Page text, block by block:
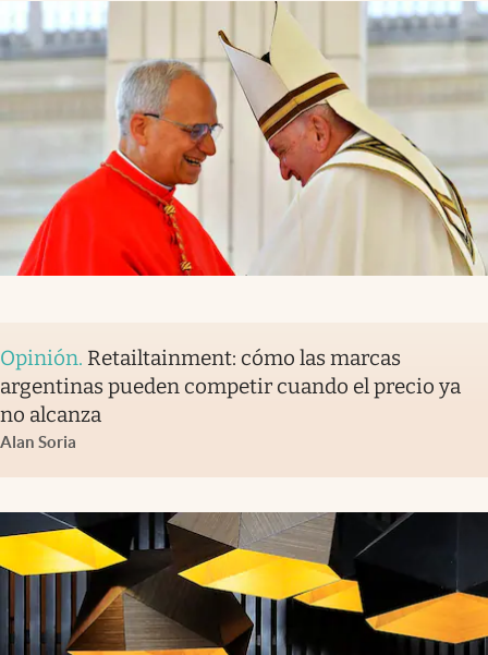
Opinión. Retailtainment: cómo las marcas
argentinas pueden competir cuando el precio ya
no alcanza
Alan Soria